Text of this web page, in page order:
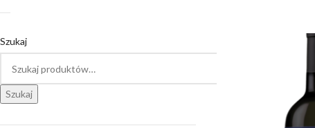
Szukaj
Szukaj